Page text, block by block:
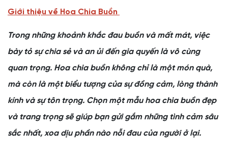
Giới thiệu về Hoa Chia Buồn
Trong những khoảnh khắc đau buồn và mất mát, việc
bày tỏ sự chia sẻ và an ủi đến gia quyến là vô cùng
quan trọng. Hoa chia buồn không chỉ là một món quà,
mà còn là một biểu tượng của sự đồng cảm, lòng thành
kính và sự tôn trọng. Chọn một mẫu hoa chia buồn đẹp
và trang trọng sẽ giúp bạn gửi gắm những tình cảm sâu
sắc nhất, xoa dịu phần nào nỗi đau của người ở lại.